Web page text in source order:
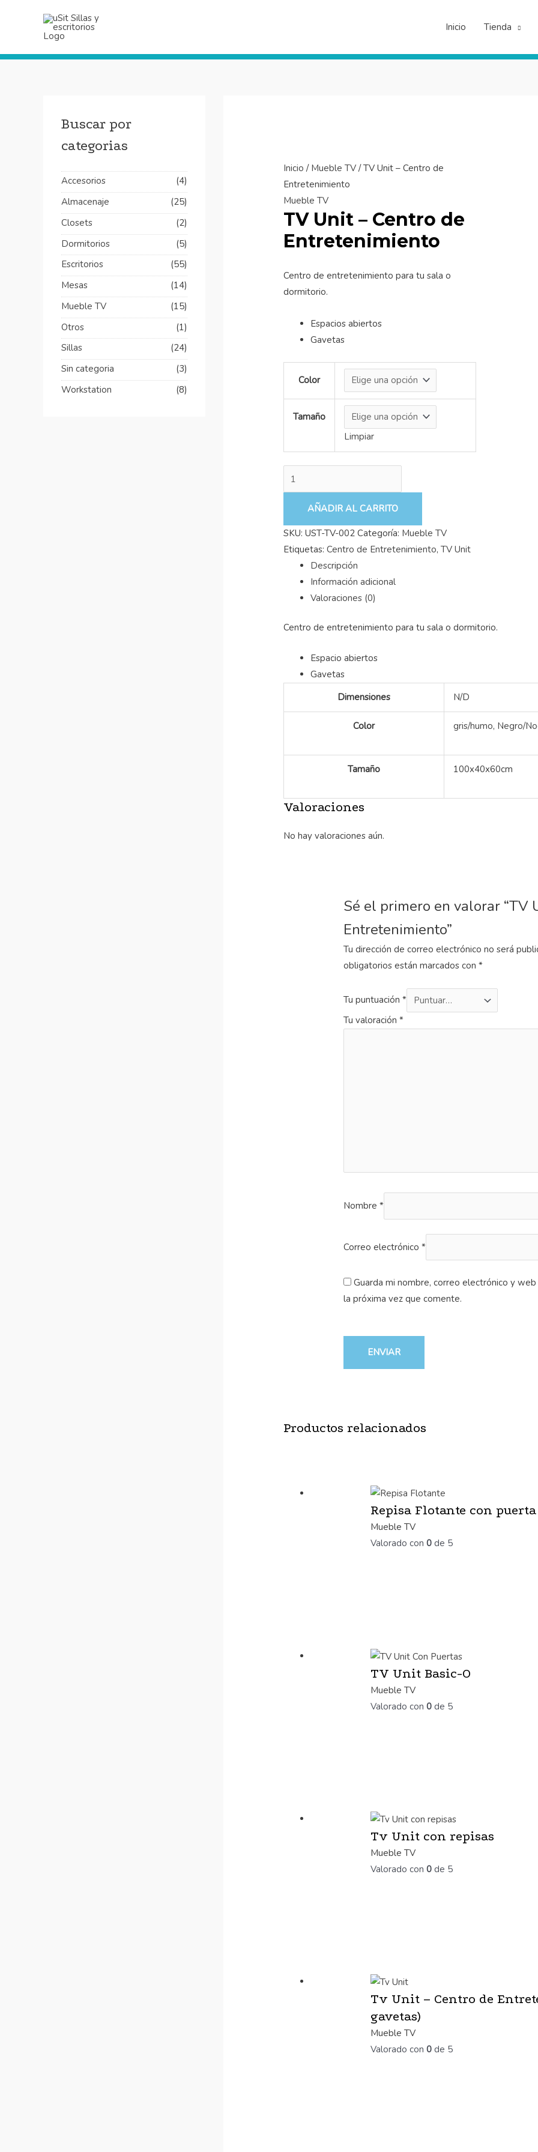
Inicio Tienda
Buscar por
categorias
Accesorios
(4)
Almacenaje
(25)
Closets
(2)
Dormitorios
(5)
Escritorios
(55)
Mesas
(14)
Mueble TV
(15)
Otros
(1)
Sillas
(24)
Sin categoria
(3)
Workstation
(8)
Inicio / Mueble TV / TV Unit – Centro de
Entretenimiento
Mueble TV
TV Unit – Centro de
Entretenimiento
Centro de entretenimiento para tu sala o
dormitorio.
Espacios abiertos
Gavetas
Color
Tamaño
Limpiar
de
Entretenimiento
cantidad
AÑADIR AL CARRITO
SKU:UST-TV-002 Categoría: Mueble TV
Etiquetas:Centro de Entretenimiento,TV Unit
Descripción
Información adicional
Valoraciones (0)
Centro de entretenimiento para tu sala o dormitorio.
Espacio abiertos
Gavetas
Dimensiones
N/D
Color gris/humo, Negro/
Tamaño 100x40x60cm
Valoraciones
No hay valoraciones aún.
Sé el primero en valorar “TV
Entretenimiento”
Tu dirección de correo electrónico no será
obligatorios están marcados con*
Tu puntuación*
Tu valoración*
Nombre*
Correo electrónico*
Guarda mi nombre, correo electrónico y
la próxima vez que comente.
Productos relacionados
Repisa Flotante con puerta
Mueble TV
Valorado con0 de 5
TV Unit Basic-O
Mueble TV
Valorado con0 de 5
Tv Unit con repisas
Mueble TV
Valorado con0 de 5
Tv Unit – Centro de
gavetas)
Mueble TV
Valorado con0 de 5